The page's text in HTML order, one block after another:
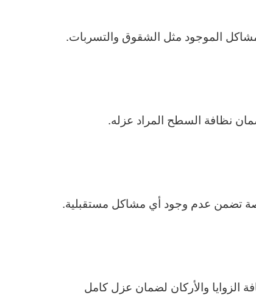
الموجود مثل الشقوق والتسربات.
نظافة السطح المراد عزله.
تضمن عدم وجود أي مشاكل مستقبلية.
الزوايا والأركان لضمان عزل كامل